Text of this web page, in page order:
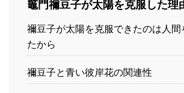
竈門禰豆子が太陽を克服した理
禰豆子が太陽を克服できたのは人間
たから
禰豆子と青い彼岸花の関連性